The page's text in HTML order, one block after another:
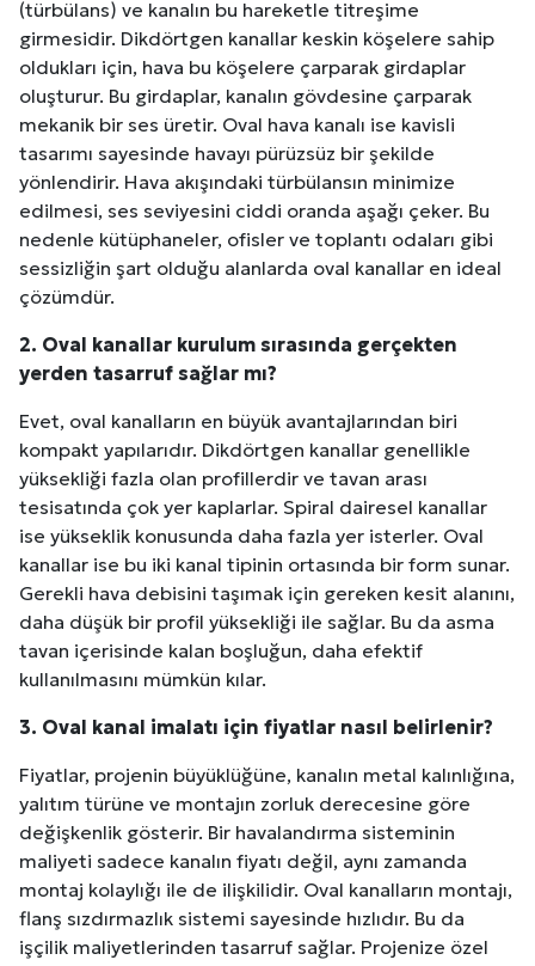
(türbülans) ve kanalın bu hareketle titreşime
girmesidir. Dikdörtgen kanallar keskin köşelere sahip
oldukları için, hava bu köşelere çarparak girdaplar
oluşturur. Bu girdaplar, kanalın gövdesine çarparak
mekanik bir ses üretir. Oval hava kanalı ise kavisli
tasarımı sayesinde havayı pürüzsüz bir şekilde
yönlendirir. Hava akışındaki türbülansın minimize
edilmesi, ses seviyesini ciddi oranda aşağı çeker. Bu
nedenle kütüphaneler, ofisler ve toplantı odaları gibi
sessizliğin şart olduğu alanlarda oval kanallar en ideal
çözümdür.
2. Oval kanallar kurulum sırasında gerçekten
yerden tasarruf sağlar mı?
Evet, oval kanalların en büyük avantajlarından biri
kompakt yapılarıdır. Dikdörtgen kanallar genellikle
yüksekliği fazla olan profillerdir ve tavan arası
tesisatında çok yer kaplarlar. Spiral dairesel kanallar
ise yükseklik konusunda daha fazla yer isterler. Oval
kanallar ise bu iki kanal tipinin ortasında bir form sunar.
Gerekli hava debisini taşımak için gereken kesit alanını,
daha düşük bir profil yüksekliği ile sağlar. Bu da asma
tavan içerisinde kalan boşluğun, daha efektif
kullanılmasını mümkün kılar.
3. Oval kanal imalatı için fiyatlar nasıl belirlenir?
Fiyatlar, projenin büyüklüğüne, kanalın metal kalınlığına,
yalıtım türüne ve montajın zorluk derecesine göre
değişkenlik gösterir. Bir havalandırma sisteminin
maliyeti sadece kanalın fiyatı değil, aynı zamanda
montaj kolaylığı ile de ilişkilidir. Oval kanalların montajı,
flanş sızdırmazlık sistemi sayesinde hızlıdır. Bu da
işçilik maliyetlerinden tasarruf sağlar. Projenize özel